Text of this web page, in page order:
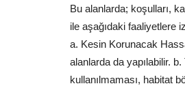
Bu alanlarda; koşulları,
ile aşağıdaki faaliyetlere
a. Kesin Korunacak
alanlarda da yapılabilir.
kullanılmaması, habitat